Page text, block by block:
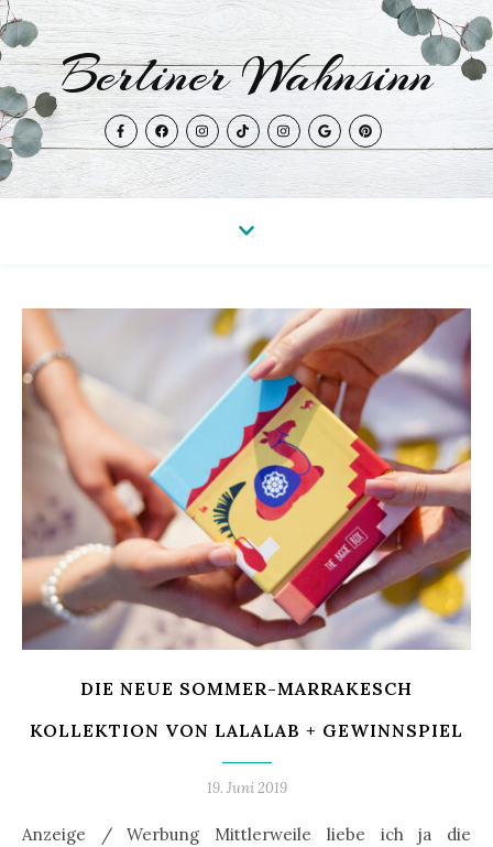
Berliner Wahnsinn
DIE NEUE SOMMER-MARRAKESCH
KOLLEKTION VON LALALAB + GEWINNSPIEL
19. Juni 2019
Anzeige / Werbung Mittlerweile liebe ich ja die